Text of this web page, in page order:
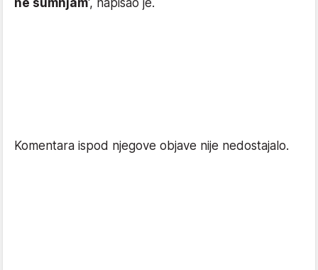
ne sumnjam', napisao je.
Komentara ispod njegove objave nije nedostajalo.